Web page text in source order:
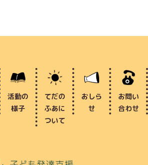
活動の
様子
てだの
ふあに
ついて
おしら
せ
お問い
合わせ